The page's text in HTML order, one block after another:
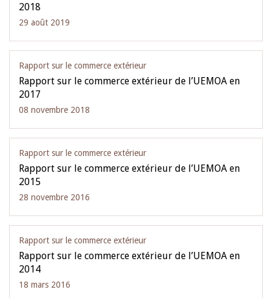
2018
29 août 2019
Rapport sur le commerce extérieur
Rapport sur le commerce extérieur de l’UEMOA en
2017
08 novembre 2018
Rapport sur le commerce extérieur
Rapport sur le commerce extérieur de l’UEMOA en
2015
28 novembre 2016
Rapport sur le commerce extérieur
Rapport sur le commerce extérieur de l’UEMOA en
2014
18 mars 2016